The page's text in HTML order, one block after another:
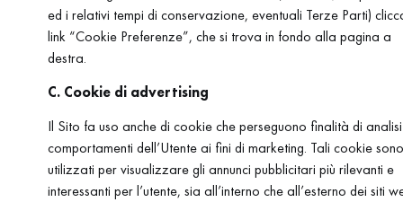
ed i relativi tempi di conservazione, eventuali Terze Parti)
link “Cookie Preferenze”, che si trova in fondo alla pagina a
destra.
C. Cookie di advertising
Il Sito fa uso anche di cookie che perseguono finalità di
comportamenti dell’Utente ai fini di marketing. Tali cookie sono
utilizzati per visualizzare gli annunci pubblicitari più rilevanti e
interessanti per l’utente, sia all’interno che all’esterno dei siti